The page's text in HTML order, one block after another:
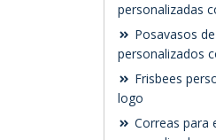
personalizadas
Posavasos
personalizados
Frisbees
logo
Correas para